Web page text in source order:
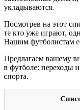
укладываются.
Посмотрев на этот
те кто уже играют,
Нашим футболистам
Предлагаем вашему
в футболе: переходы
спорта.